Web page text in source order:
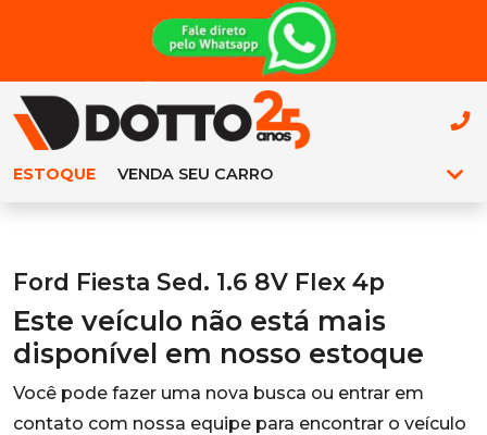
ESTOQUE VENDA SEU CARRO
Ford Fiesta Sed. 1.6 8V Flex 4p
Este veículo não está mais
disponível em nosso estoque
Você pode fazer uma nova busca ou entrar em
contato com nossa equipe para encontrar o veículo